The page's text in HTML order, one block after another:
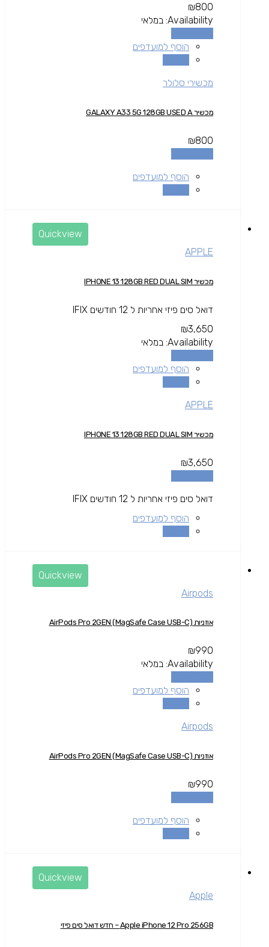
₪800
Availability: במלאי
הוסף למועדפים
מכשירי סלולר
מכשיר GALAXY A33 5G 128GB USED A
₪800
הוסף למועדפים
Quickview
APPLE
מכשיר IPHONE 13 128GB RED DUAL SIM
דואל סים פיזי אחריות ל 12 חודשים IFIX
₪3,650
Availability: במלאי
הוסף למועדפים
APPLE
מכשיר IPHONE 13 128GB RED DUAL SIM
₪3,650
דואל סים פיזי אחריות ל 12 חודשים IFIX
הוסף למועדפים
Quickview
Airpods
אוזניות AirPods Pro 2GEN (MagSafe Case USB-C)
₪990
Availability: במלאי
הוסף למועדפים
Airpods
אוזניות AirPods Pro 2GEN (MagSafe Case USB-C)
₪990
הוסף למועדפים
Quickview
Apple
Apple iPhone 12 Pro 256GB – חדש דואל סים פיזי